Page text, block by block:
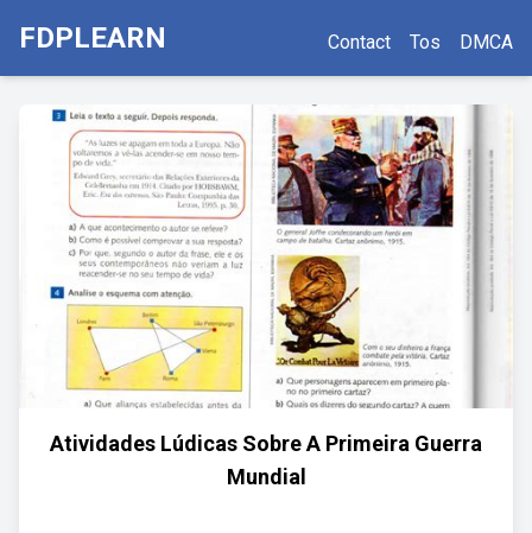
FDPLEARN Contact Tos DMCA
Atividades Lúdicas Sobre A Primeira Guerra
Mundial